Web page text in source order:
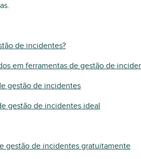
de incidentes?
em ferramentas de gestão de
gestão de incidentes
gestão de incidentes ideal
gestão de incidentes gratuitamente